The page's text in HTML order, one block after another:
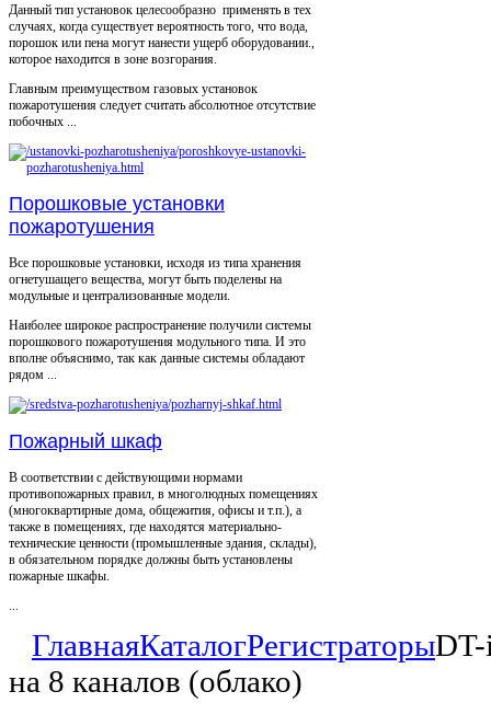
Данный тип установок целесообразно применять в тех
случаях, когда существует вероятность того, что вода,
порошок или пена могут нанести ущерб оборудовании.,
которое находится в зоне возгорания.
Главным преимуществом газовых установок
пожаротушения следует считать абсолютное отсутствие
побочных ...
Порошковые установки
пожаротушения
Все порошковые установки, исходя из типа хранения
огнетушащего вещества, могут быть поделены на
модульные и централизованные модели.
Наиболее широкое распространение получили системы
порошкового пожаротушения модульного типа. И это
вполне объяснимо, так как данные системы обладают
рядом ...
Пожарный шкаф
В соответствии с действующими нормами
противопожарных правил, в многолюдных помещениях
(многоквартирные дома, общежития, офисы и т.п.), а
также в помещениях, где находятся материально-
технические ценности (промышленные здания, склады),
в обязательном порядке должны быть установлены
пожарные шкафы.
ГлавнаяКаталогРегистраторы
на 8 каналов (облако)